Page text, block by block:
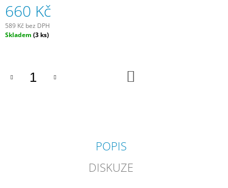
660 Kč
589 Kč bez DPH
Měrná
Skladem (3 ks)
POPIS
DISKUZE
U
J
E
M
MÜSLI